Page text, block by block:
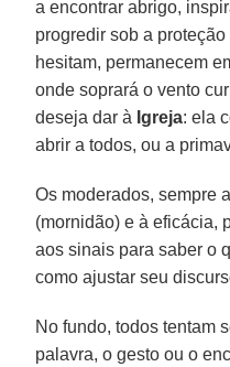
a encontrar abrigo,
progredir sob a proteção
hesitam, permanecem
onde soprará o vento
deseja dar à Igreja: ela
abrir a todos, ou a
Os moderados, sempre
(mornidão) e à eficácia,
aos sinais para saber o
como ajustar seu
No fundo, todos tentam
palavra, o gesto ou o